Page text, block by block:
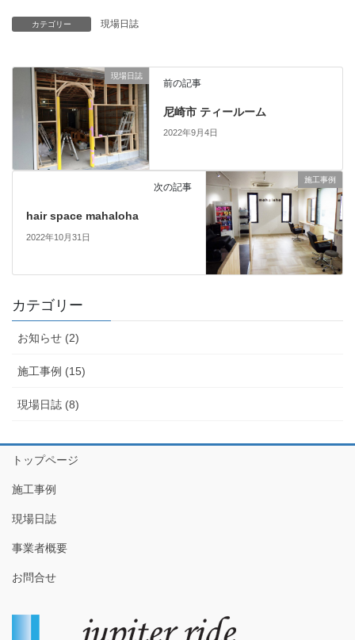
カテゴリー 現場日誌
現場日誌
前の記事
尼崎市 ティールーム
2022年9月4日
施工事例
次の記事
hair space mahaloha
2022年10月31日
カテゴリー
お知らせ (2)
施工事例 (15)
現場日誌 (8)
トップページ
施工事例
現場日誌
事業者概要
お問合せ